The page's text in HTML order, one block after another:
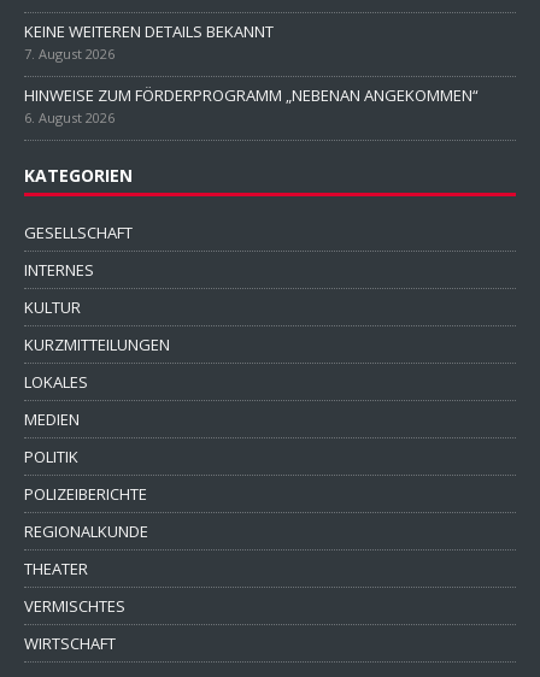
KEINE WEITEREN DETAILS BEKANNT
7. August 2026
HINWEISE ZUM FÖRDERPROGRAMM „NEBENAN ANGEKOMMEN“
6. August 2026
KATEGORIEN
GESELLSCHAFT
INTERNES
KULTUR
KURZMITTEILUNGEN
LOKALES
MEDIEN
POLITIK
POLIZEIBERICHTE
REGIONALKUNDE
THEATER
VERMISCHTES
WIRTSCHAFT